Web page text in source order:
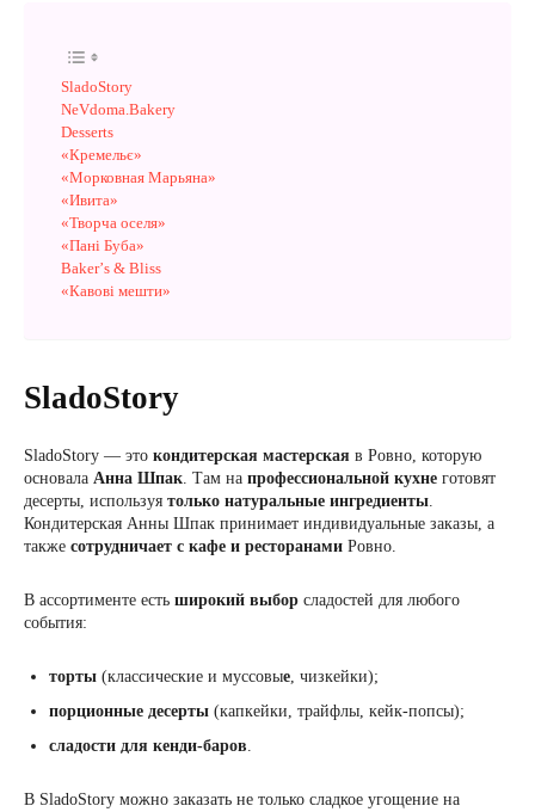
SladoStory
NeVdoma.Bakery
Desserts
«Кремельє»
«Морковная Марьяна»
«Ивита»
«Творча оселя»
«Пані Буба»
Bakerʼs & Bliss
«Кавові мешти»
SladoStory
SladoStory — это кондитерская мастерская в Ровно, которую
основала Анна Шпак. Там на профессиональной кухне готовят
десерты, используя только натуральные ингредиенты.
Кондитерская Анны Шпак принимает индивидуальные заказы, а
также сотрудничает с кафе и ресторанами Ровно.
В ассортименте есть широкий выбор сладостей для любого
события:
торты (классические и муссовые, чизкейки);
порционные десерты (капкейки, трайфлы, кейк-попсы);
сладости для кенди-баров.
В SladoStory можно заказать не только сладкое угощение на